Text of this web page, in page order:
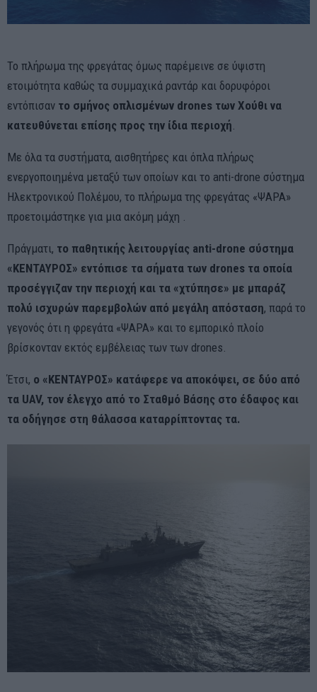
Το πλήρωμα της φρεγάτας όμως παρέμεινε σε ύψιστη
ετοιμότητα καθώς τα συμμαχικά ραντάρ και δορυφόροι
εντόπισαν το σμήνος οπλισμένων drones των Χούθι να
κατευθύνεται επίσης προς την ίδια περιοχή.
Με όλα τα συστήματα, αισθητήρες και όπλα πλήρως
ενεργοποιημένα μεταξύ των οποίων και το anti-drone σύστημα
Ηλεκτρονικού Πολέμου, το πλήρωμα της φρεγάτας «ΨΑΡΑ»
προετοιμάστηκε για μια ακόμη μάχη .
Πράγματι, το παθητικής λειτουργίας anti-drone σύστημα
«ΚΕΝΤΑΥΡΟΣ» εντόπισε τα σήματα των drones τα οποία
προσέγγιζαν την περιοχή και τα «χτύπησε» με μπαράζ
πολύ ισχυρών παρεμβολών από μεγάλη απόσταση, παρά το
γεγονός ότι η φρεγάτα «ΨΑΡΑ» και το εμπορικό πλοίο
βρίσκονταν εκτός εμβέλειας των των drones.
Έτσι, ο «ΚΕΝΤΑΥΡΟΣ» κατάφερε να αποκόψει, σε δύο από
τα UAV, τον έλεγχο από το Σταθμό Βάσης στο έδαφος και
τα οδήγησε στη θάλασσα καταρρίπτοντας τα.